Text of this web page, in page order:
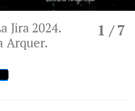
1 / 7
Jira 2024.
Arquer.